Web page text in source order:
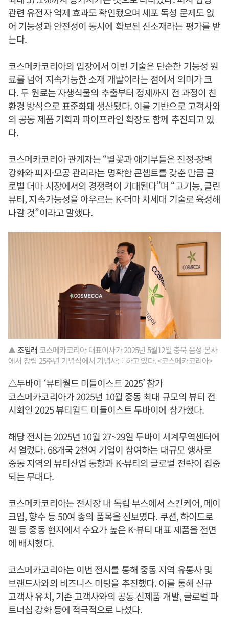
관련 유전자 억제 효과도 확인됐으며 세포 독성 문제도 없
어 기능성과 안전성이 동시에 확보된 신소재라는 평가를 받
는다.
코스메카코리아의 입장에서 이번 기술은 단순한 기능성 원
료를 넘어 지속가능한 소재 개발이라는 점에서 의미가 크
다. 두 원료는 자생식물의 추출부터 정제까지 전 과정이 친
환경 방식으로 표준화돼 생산됐다. 이를 기반으로 고객사와
의 공동 제품 기획과 파이프라인 확장도 함께 추진되고 있
다.
코스메카코리아 관계자는 “별꽃과 애기부들은 진정·장벽
강화와 피지·모공 관리라는 명확한 콘셉트를 갖춘 만큼 글
로벌 더마 시장에서의 경쟁력이 기대된다”며 “고기능, 클린
뷰티, 지속가능성을 아우르는 K-더마 차세대 기술로 육성해
나갈 것”이라고 말했다.
▲조임래 코스메카코리아 대표이사가 2025년 5월12일 충북 음성 본사
에서 창립 25주년 기념식에서 기념사를 하고 있다. <코스메카코리아>
△두바이 ‘뷰티월드 미들이스트 2025’ 참가
코스메카코리아가 2025년 10월 중동 최대 규모의 뷰티 전
시회인 2025 뷰티월드 미들이스트 두바이에 참가했다.
해당 전시는 2025년 10월 27~29일 두바이 세계무역센터에
서 열렸다. 68개국 2천여 기업이 참여하는 대규모 행사로
중동 지역의 뷰티산업 동향과 K-뷰티의 글로벌 전략이 집중
되는 무대다.
코스메카코리아는 전시장 내 독립 부스에서 스킨케어, 메이
크업, 향수 등 50여 종의 품목을 선보였다. 쿠션, 하이드로
겔 등 중동 현지에서 수요가 높은 K-뷰티 대표 제품을 전면
에 배치했다.
코스메카코리아는 이번 전시를 통해 중동 지역 유통사 및
브랜드사와의 비즈니스 미팅을 추진했다. 이를 통해 신규
고객사 유치, 기존 고객사와의 공동 신제품 개발, 글로벌 파
트너십 강화 등에 적극적으로 나섰다.